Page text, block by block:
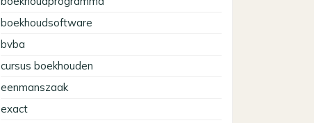
boekhoudsoftware
bvba
cursus boekhouden
eenmanszaak
exact